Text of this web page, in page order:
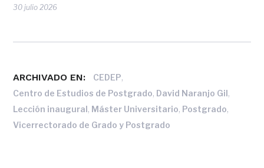
30 julio 2026
ARCHIVADO EN: CEDEP,
Centro de Estudios de Postgrado, David Naranjo Gil,
Lección inaugural, Máster Universitario, Postgrado,
Vicerrectorado de Grado y Postgrado